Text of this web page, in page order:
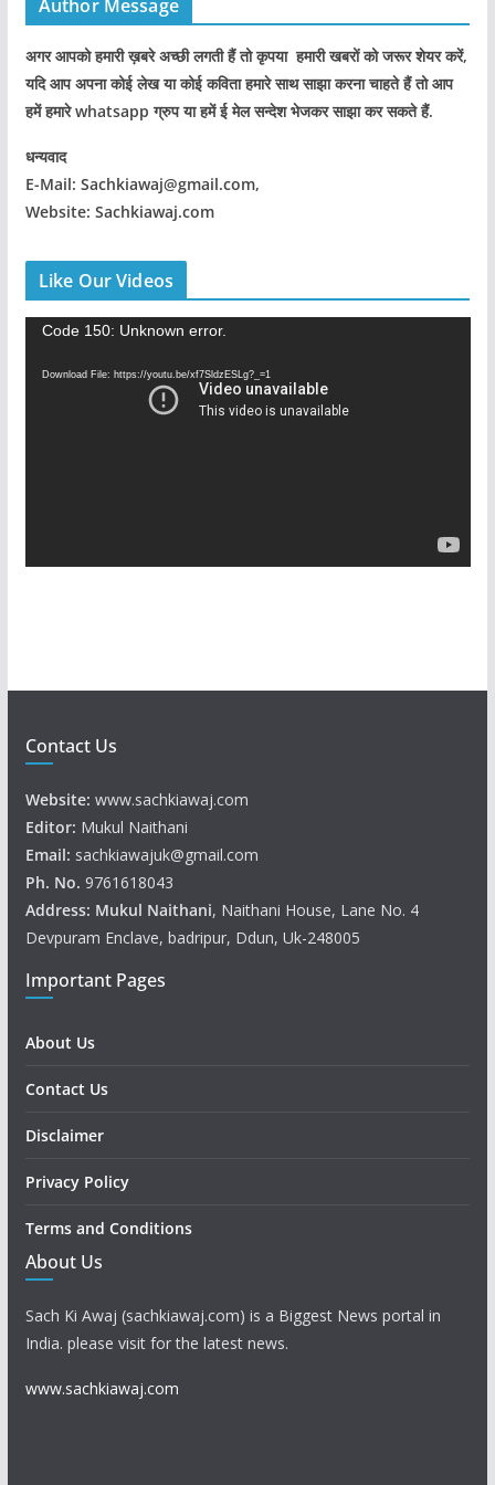
Author Message
अगर आपको हमारी ख़बरे अच्छी लगती हैं तो कृपया हमारी खबरों को जरूर शेयर करें,
यदि आप अपना कोई लेख या कोई कविता हमारे साथ साझा करना चाहते हैं तो आप
हमें हमारे whatsapp ग्रुप या हमें ई मेल सन्देश भेजकर साझा कर सकते हैं.
धन्यवाद
E-Mail: Sachkiawaj@gmail.com,
Website: Sachkiawaj.com
Like Our Videos
Code 150: Unknown error.
Download File: https://youtu.be/xf7SldzESLg?_=1
Contact Us
Website: www.sachkiawaj.com
Editor: Mukul Naithani
Email: sachkiawajuk@gmail.com
Ph. No. 9761618043
Address: Mukul Naithani, Naithani House, Lane No. 4
Devpuram Enclave, badripur, Ddun, Uk-248005
Important Pages
About Us
Contact Us
Disclaimer
Privacy Policy
Terms and Conditions
About Us
Sach Ki Awaj (sachkiawaj.com) is a Biggest News portal in
India. please visit for the latest news.
www.sachkiawaj.com